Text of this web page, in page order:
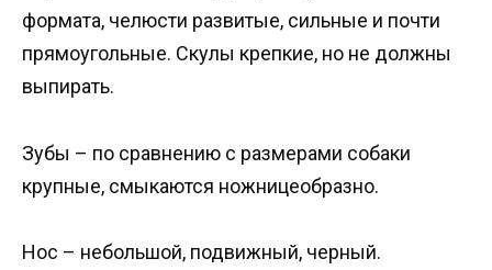
формата, челюсти развитые, сильные и почти
прямоугольные. Скулы крепкие, но не должны
выпирать.
Зубы – по сравнению с размерами собаки
крупные, смыкаются ножницеобразно.
Нос – небольшой, подвижный, черный.